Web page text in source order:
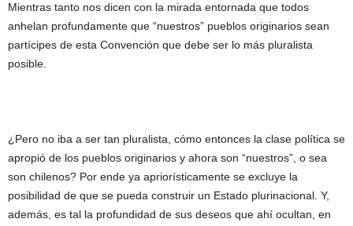
Mientras tanto nos dicen con la mirada entornada que todos
anhelan profundamente que “nuestros” pueblos originarios sean
partícipes de esta Convención que debe ser lo más pluralista
posible.
¿Pero no iba a ser tan pluralista, cómo entonces la clase política se
apropió de los pueblos originarios y ahora son “nuestros”, o sea
son chilenos? Por ende ya apriorísticamente se excluye la
posibilidad de que se pueda construir un Estado plurinacional. Y,
además, es tal la profundidad de sus deseos que ahí ocultan, en